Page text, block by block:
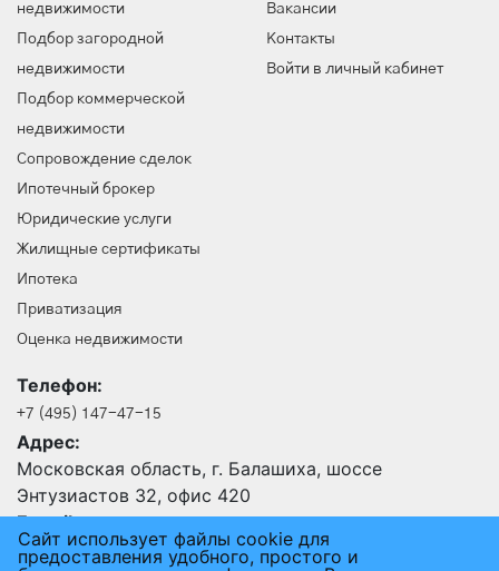
недвижимости
Подбор загородной
недвижимости
Подбор коммерческой
недвижимости
Сопровождение сделок
Ипотечный брокер
Юридические услуги
Жилищные сертификаты
Ипотека
Приватизация
Оценка недвижимости
Вакансии
Контакты
Войти в личный кабинет
Телефон:
+7 (495) 147-47-15
Адрес:
Московская область, г. Балашиха, шоссе
Энтузиастов 32, офис 420
E-mail:
24@an-rus.ru
Сайт использует файлы cookie для
предоставления удобного, простого и